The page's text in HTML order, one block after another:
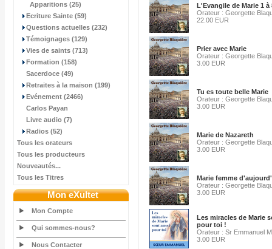
Apparitions (25)
Ecriture Sainte (59)
Questions actuelles (232)
Témoignages (129)
Vies de saints (713)
Formation (158)
Sacerdoce (49)
Retraites à la maison (199)
Evénement (2466)
Carlos Payan
Livre audio (7)
Radios (52)
Tous les orateurs
Tous les producteurs
Nouveautés...
Tous les Titres
Mon eXultet
Mon Compte
Qui sommes-nous?
Nous Contacter
L'Evangile de Marie 1 à
Orateur : Georgette
22.00 EUR
Prier avec Marie
Orateur : Georgette
3.00 EUR
Tu es toute belle Marie
Orateur : Georgette
3.00 EUR
Marie de Nazareth
Orateur : Georgette
3.00 EUR
Marie femme
Orateur : Georgette
3.00 EUR
Les miracles de Marie
pour toi !
Orateur : Sr Emmanuel
3.00 EUR